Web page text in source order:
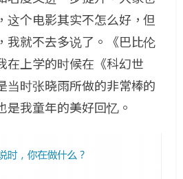
这个电影其实不怎么好，但
我就不去多说了。《巴比伦
在上学的时候在《科幻世
当时张晓雨所做的非常棒的
是我童年的美好回忆。